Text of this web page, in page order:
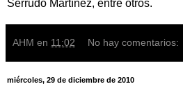
Serrudo Martínez, entre otros.
AHM en 11:02 No hay comentarios:
miércoles, 29 de diciembre de 2010